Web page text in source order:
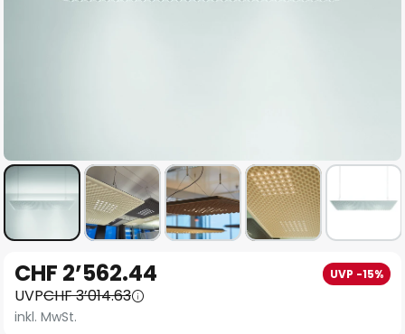
Anfang
der
Bildgalerie
CHF 2’562.44 UVP -15%
UVPCHF 3’014.63
inkl. MwSt.